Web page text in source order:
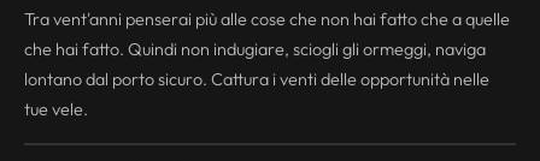
Tra vent'anni penserai più alle cose che non hai fatto che a quelle
che hai fatto. Quindi non indugiare, sciogli gli ormeggi, naviga
lontano dal porto sicuro. Cattura i venti delle opportunità nelle
tue vele.